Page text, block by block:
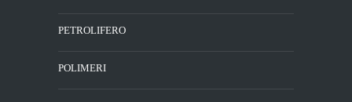
PETROLIFERO
POLIMERI